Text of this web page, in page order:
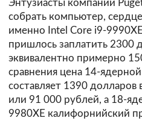
Энтузиасты компании
собрать компьютер,
именно Intel Core i9-
пришлось заплатить 2300
эквивалентно примерно
сравнения цена 14-
составляет 1390
или 91 000 рублей, а 18-
9980XE калифорнийский